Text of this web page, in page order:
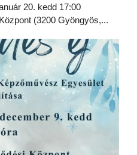
20. kedd 17:00
(3200 Gyöngyös,...